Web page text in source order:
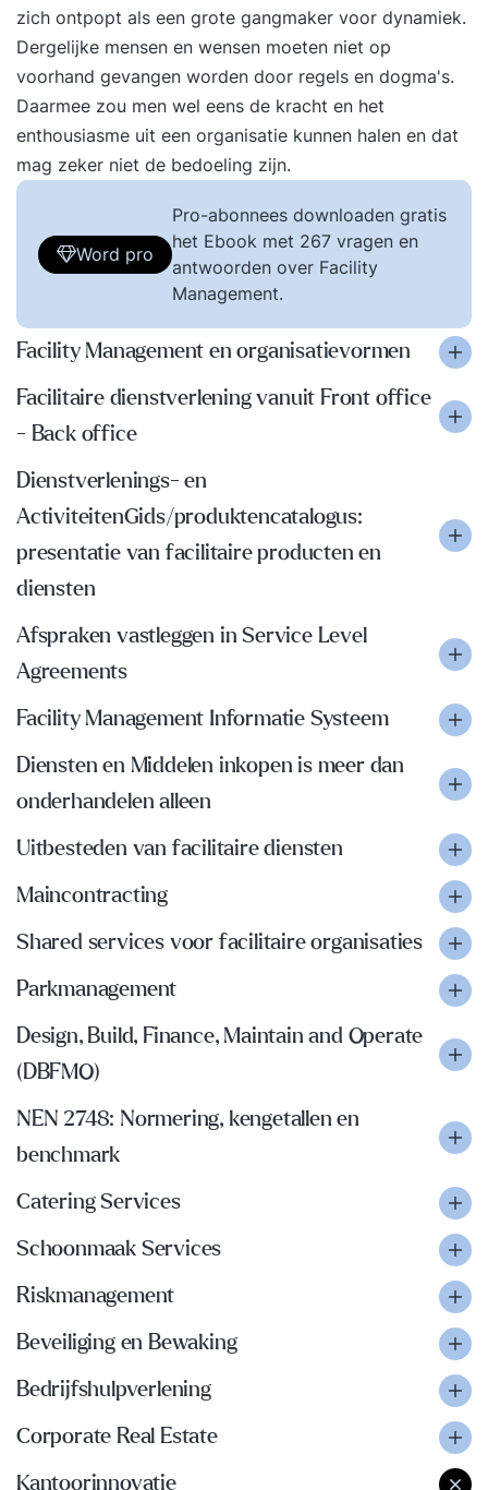
zich ontpopt als een grote gangmaker voor dynamiek.
Dergelijke mensen en wensen moeten niet op
voorhand gevangen worden door regels en dogma's.
Daarmee zou men wel eens de kracht en het
enthousiasme uit een organisatie kunnen halen en dat
mag zeker niet de bedoeling zijn.
Word pro
Pro-abonnees downloaden gratis
het Ebook met 267 vragen en
antwoorden over Facility
Management.
Facility Management en organisatievormen
Facilitaire dienstverlening vanuit Front office
- Back office
Dienstverlenings- en
ActiviteitenGids/produktencatalogus:
presentatie van facilitaire producten en
diensten
Afspraken vastleggen in Service Level
Agreements
Facility Management Informatie Systeem
Diensten en Middelen inkopen is meer dan
onderhandelen alleen
Uitbesteden van facilitaire diensten
Maincontracting
Shared services voor facilitaire organisaties
Parkmanagement
Design, Build, Finance, Maintain and Operate
(DBFMO)
NEN 2748: Normering, kengetallen en
benchmark
Catering Services
Schoonmaak Services
Riskmanagement
Beveiliging en Bewaking
Bedrijfshulpverlening
Corporate Real Estate
Kantoorinnovatie